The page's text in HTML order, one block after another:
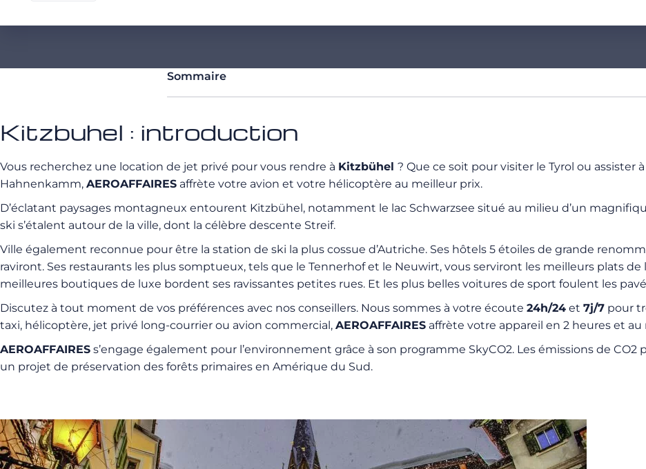
Sommaire
Kitzbuhel : introduction
Vous recherchez une location de jet privé pour vous rendre à Kitzbühel ? Que ce soit pour visiter le Tyrol ou assister
Hahnenkamm, AEROAFFAIRES affrète votre avion et votre hélicoptère au meilleur prix.
D’éclatant paysages montagneux entourent Kitzbühel, notamment le lac Schwarzsee situé au milieu d’un
ski s’étalent autour de la ville, dont la célèbre descente Streif.
Ville également reconnue pour être la station de ski la plus cossue d’Autriche. Ses hôtels 5 étoiles de grande
raviront. Ses restaurants les plus somptueux, tels que le Tennerhof et le Neuwirt, vous serviront les meilleurs plats
meilleures boutiques de luxe bordent ses ravissantes petites rues. Et les plus belles voitures de sport foulent les
Discutez à tout moment de vos préférences avec nos conseillers. Nous sommes à votre écoute 24h/24 et 7j/7 pour
taxi, hélicoptère, jet privé long-courrier ou avion commercial, AEROAFFAIRES affrète votre appareil en 2 heures et
AEROAFFAIRES s’engage également pour l’environnement grâce à son programme SkyCO2. Les émissions de
un projet de préservation des forêts primaires en Amérique du Sud.